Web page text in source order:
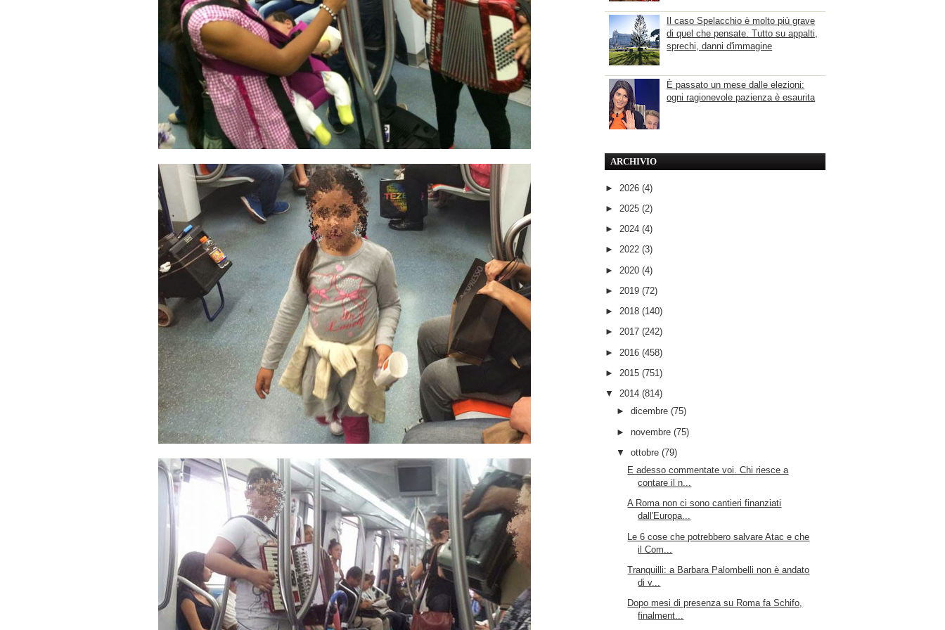
Il caso Spelacchio è molto più grave
di quel che pensate. Tutto su appalti,
sprechi, danni d'immagine
È passato un mese dalle elezioni:
ogni ragionevole pazienza è esaurita
ARCHIVIO
► 2026 (4)
► 2025 (2)
► 2024 (4)
► 2022 (3)
► 2020 (4)
► 2019 (72)
► 2018 (140)
► 2017 (242)
► 2016 (458)
► 2015 (751)
▼ 2014 (814)
► dicembre (75)
► novembre (75)
▼ ottobre (79)
E adesso commentate voi. Chi riesce a
contare il n...
A Roma non ci sono cantieri finanziati
dall'Europa...
Le 6 cose che potrebbero salvare Atac e che
il Com...
Tranquilli: a Barbara Palombelli non è andato
di v...
Dopo mesi di presenza su Roma fa Schifo,
finalment...